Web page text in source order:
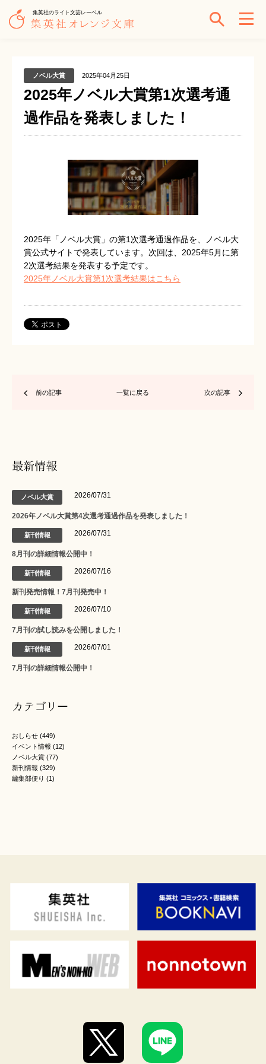
集英社のライト文芸レーベル
ノベル大賞 2025年04月25日
2025年ノベル大賞第1次選考通
過作品を発表しました！
2025年「ノベル大賞」の第1次選考通過作品を、ノベル大
賞公式サイトで発表しています。次回は、2025年5月に第
2次選考結果を発表する予定です。
2025年ノベル大賞第1次選考結果はこちら
前の記事 一覧に戻る 次の記事
最新情報
ノベル大賞 2026/07/31
2026年ノベル大賞第4次選考通過作品を発表しました！
新刊情報 2026/07/31
8月刊の詳細情報公開中！
新刊情報 2026/07/16
新刊発売情報！7月刊発売中！
新刊情報 2026/07/10
7月刊の試し読みを公開しました！
新刊情報 2026/07/01
7月刊の詳細情報公開中！
カテゴリー
おしらせ (449)
イベント情報 (12)
ノベル大賞 (77)
新刊情報 (329)
編集部便り (1)